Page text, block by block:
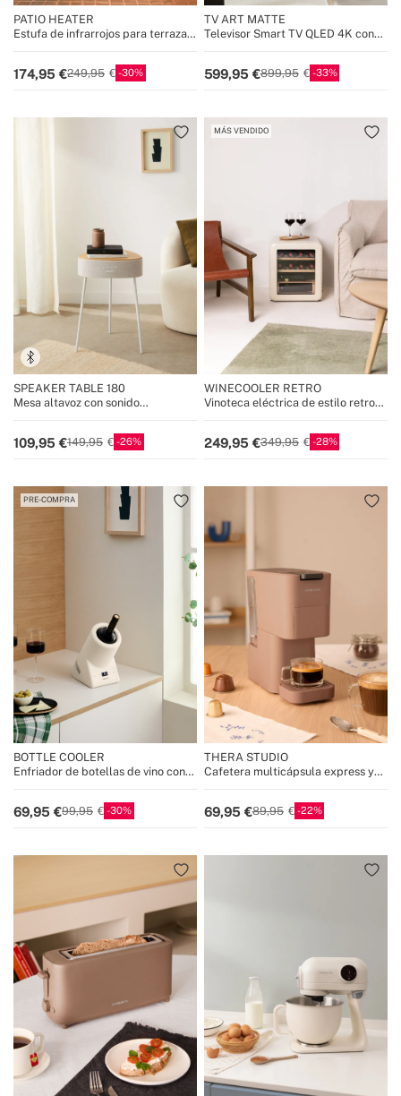
PATIO HEATER
Estufa de infrarrojos para terrazas
174,95 249,95 30
TV ART MATTE
Televisor Smart TV QLED 4K con
599,95 899,95 33
SPEAKER TABLE 180
Mesa altavoz con sonido
109,95 149,95 26
MÁS VENDIDO
WINECOOLER RETRO
Vinoteca eléctrica de estilo retro
249,95 349,95 28
PRE-COMPRA
BOTTLE COOLER
Enfriador de botellas de vino con
69,95 99,95 30
THERA STUDIO
Cafetera multicápsula express y
69,95 89,95 22